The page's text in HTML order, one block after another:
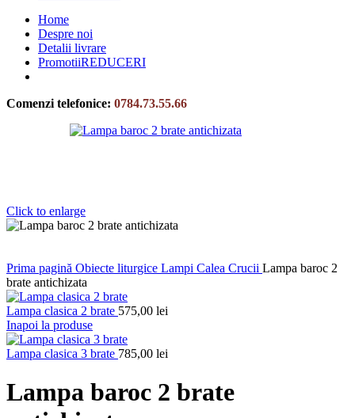
Home
Despre noi
Detalii livrare
PromotiiREDUCERI
Comenzi telefonice: 0784.73.55.66
Click to enlarge
Prima pagină Obiecte liturgice Lampi Calea Crucii Lampa baroc 2
brate antichizata
Lampa clasica 2 brate 575,00 lei
Inapoi la produse
Lampa clasica 3 brate 785,00 lei
Lampa baroc 2 brate